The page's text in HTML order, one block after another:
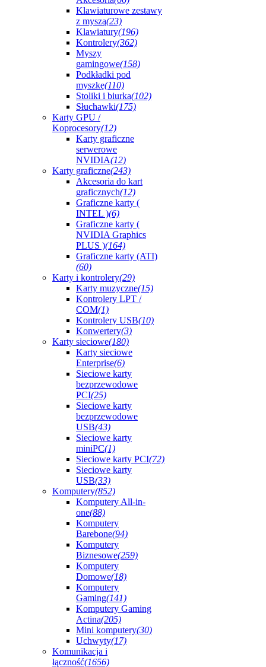
Klawiaturowe zestawy
z myszą(23)
Klawiatury(196)
Kontrolery(362)
Myszy
gamingowe(158)
Podkładki pod
myszkę(110)
Stoliki i biurka(102)
Słuchawki(175)
Karty GPU /
Koprocesory(12)
Karty graficzne
serwerowe
NVIDIA(12)
Karty graficzne(243)
Akcesoria do kart
graficznych(12)
Graficzne karty (
INTEL )(6)
Graficzne karty (
NVIDIA Graphics
PLUS )(164)
Graficzne karty (ATI)
(60)
Karty i kontrolery(29)
Karty muzyczne(15)
Kontrolery LPT /
COM(1)
Kontrolery USB(10)
Konwertery(3)
Karty sieciowe(180)
Karty sieciowe
Enterprise(6)
Sieciowe karty
bezprzewodowe
PCI(25)
Sieciowe karty
bezprzewodowe
USB(43)
Sieciowe karty
miniPC(1)
Sieciowe karty PCI(72)
Sieciowe karty
USB(33)
Komputery(852)
Komputery All-in-
one(88)
Komputery
Barebone(94)
Komputery
Biznesowe(259)
Komputery
Domowe(18)
Komputery
Gaming(141)
Komputery Gaming
Actina(205)
Mini komputery(30)
Uchwyty(17)
Komunikacja i
łączność(1656)